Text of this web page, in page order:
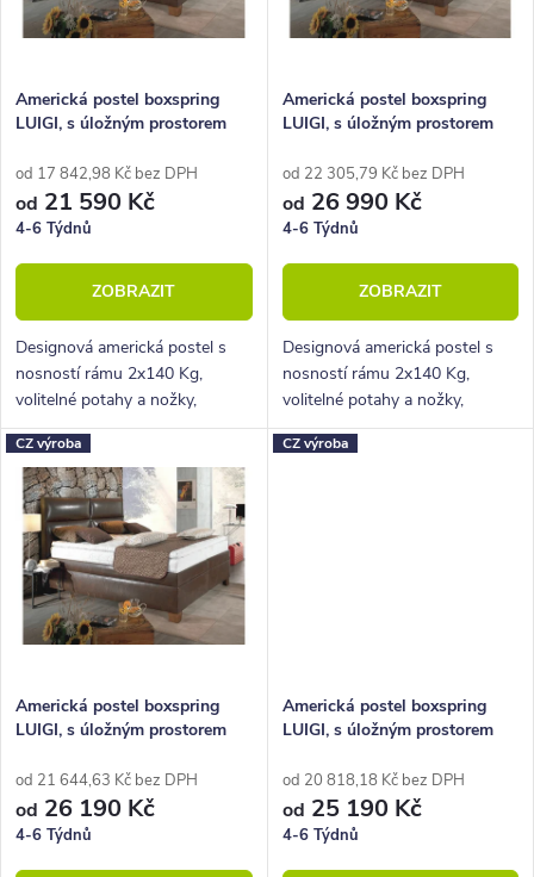
p
o
d
u
k
t
ů
s
r
o
d
u
k
t
ů
Americká postel boxspring
LUIGI, s úložným prostorem
od 17 842,98 Kč bez DPH
od 21 590 Kč
4-6 Týdnů
ZOBRAZIT
Designová americká postel s
nosností rámu 2x140 Kg,
volitelné potahy a nožky,
hluboký úložný prostor.
Americká postel boxspring
LUIGI, s úložným prostorem
od 22 305,79 Kč bez DPH
od 26 990 Kč
4-6 Týdnů
ZOBRAZIT
Designová americká postel s
nosností rámu 2x140 Kg,
volitelné potahy a nožky,
hluboký úložný prostor.
CZ výroba
Americká postel boxspring
LUIGI, s úložným prostorem
od 21 644,63 Kč bez DPH
od 26 190 Kč
4-6 Týdnů
CZ výroba
Americká postel boxspring
LUIGI, s úložným prostorem
od 20 818,18 Kč bez DPH
od 25 190 Kč
4-6 Týdnů